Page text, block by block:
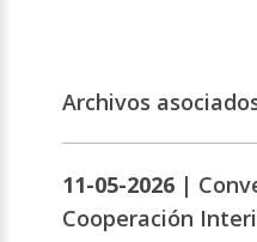
Archivos
11-05-2026 |
Cooperación